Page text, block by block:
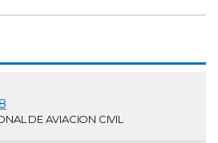
DE AVIACION CIVIL